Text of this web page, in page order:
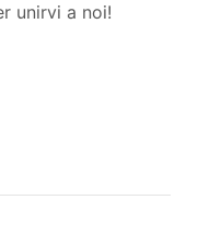
unirvi a noi!